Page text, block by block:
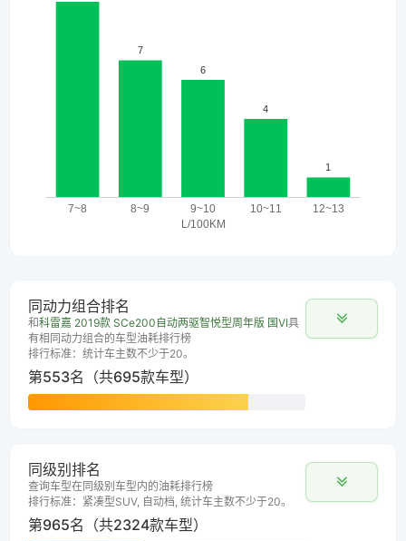
同动力组合排名
和科雷嘉 2019款 SCe200自动两驱智悦型周年版 国VI具
有相同动力组合的车型油耗排行榜
排行标准：统计车主数不少于20。
第553名（共695款车型）
同级别排名
查询车型在同级别车型内的油耗排行榜
排行标准：紧凑型SUV, 自动档, 统计车主数不少于20。
第965名（共2324款车型）